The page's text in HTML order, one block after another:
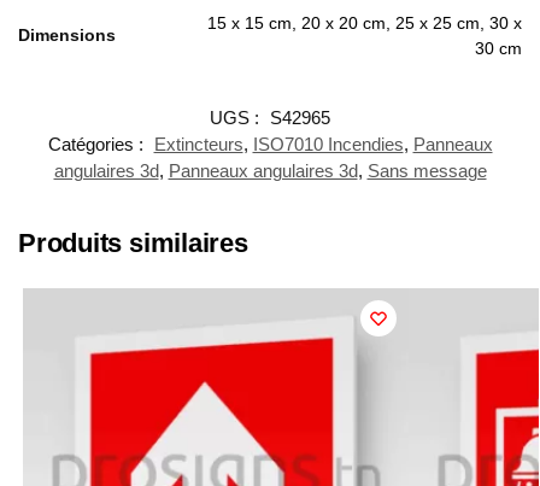
Dimensions
15 x 15 cm, 20 x 20 cm, 25 x 25 cm, 30 x
30 cm
UGS :
S42965
Catégories :
Extincteurs, ISO7010 Incendies, Panneaux
angulaires 3d, Panneaux angulaires 3d, Sans message
Produits similaires